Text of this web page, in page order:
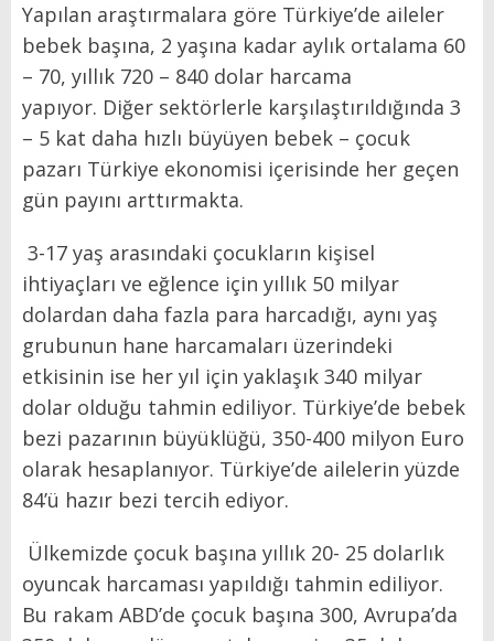
Yapılan araştırmalara göre Türkiye’de aileler
bebek başına, 2 yaşına kadar aylık ortalama 60
– 70, yıllık 720 – 840 dolar harcama
yapıyor. Diğer sektörlerle karşılaştırıldığında 3
– 5 kat daha hızlı büyüyen bebek – çocuk
pazarı Türkiye ekonomisi içerisinde her geçen
gün payını arttırmakta.
3-17 yaş arasındaki çocukların kişisel
ihtiyaçları ve eğlence için yıllık 50 milyar
dolardan daha fazla para harcadığı, aynı yaş
grubunun hane harcamaları üzerindeki
etkisinin ise her yıl için yaklaşık 340 milyar
dolar olduğu tahmin ediliyor. Türkiye’de bebek
bezi pazarının büyüklüğü, 350-400 milyon Euro
olarak hesaplanıyor. Türkiye’de ailelerin yüzde
84’ü hazır bezi tercih ediyor.
Ülkemizde çocuk başına yıllık 20- 25 dolarlık
oyuncak harcaması yapıldığı tahmin ediliyor.
Bu rakam ABD’de çocuk başına 300, Avrupa’da